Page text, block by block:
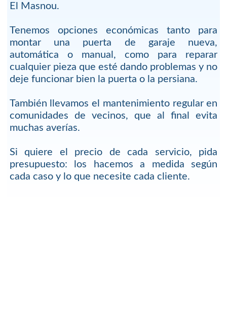
El Masnou.
Tenemos opciones económicas tanto para
montar una puerta de garaje nueva,
automática o manual, como para reparar
cualquier pieza que esté dando problemas y no
deje funcionar bien la puerta o la persiana.
También llevamos el mantenimiento regular en
comunidades de vecinos, que al final evita
muchas averías.
Si quiere el precio de cada servicio, pida
presupuesto: los hacemos a medida según
cada caso y lo que necesite cada cliente.